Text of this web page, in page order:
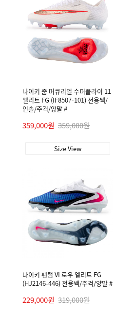
나이키 줌 머큐리얼 수퍼플라이 11
엘리트 FG (IF8507-101) 전용쌕/
인솔/주걱/양말 #
359,000원 359,000원
Size View
나이키 팬텀 VI 로우 엘리트 FG
(HJ2146-446) 전용쌕/주걱/양말 #
229,000원 319,000원